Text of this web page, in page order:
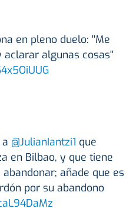
en pleno duelo: ''Me
algunas cosas''
@JulianIantzi1 que
en Bilbao, y que tiene
añade que es
por su abandono